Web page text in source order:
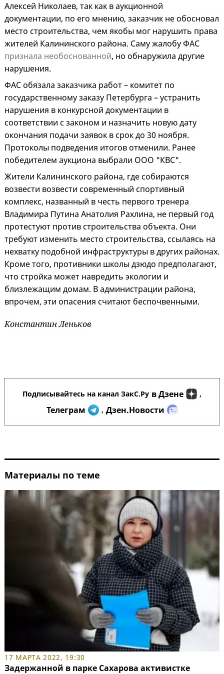
Алексей Николаев, так как в аукционной
документации, по его мнению, заказчик не обосновал
место строительства, чем якобы мог нарушить права
жителей Калининского района. Саму жалобу ФАС
признала необоснованной, но обнаружила другие
нарушения.
ФАС обязала заказчика работ – комитет по
государственному заказу Петербурга – устранить
нарушения в конкурсной документации в
соответствии с законом и назначить новую дату
окончания подачи заявок в срок до 30 ноября.
Протоколы подведения итогов отменили. Ранее
победителем аукциона выбрали ООО "КВС".
Жители Калининского района, где собираются
возвести возвести современный спортивный
комплекс, названный в честь первого тренера
Владимира Путина Анатолия Рахлина, не первый год
протестуют против строительства объекта. Они
требуют изменить место строительства, ссылаясь на
нехватку подобной инфраструктуры в других районах.
Кроме того, противники школы дзюдо предполагают,
что стройка может навредить экологии и
близлежащим домам. В администрации района,
впрочем, эти опасения считают беспочвенными.
Константин Леньков
Подписывайтесь на канал ЗакС.Ру в Дзене ,
Телеграм , Дзен.Новости
Материалы по теме
17 МАРТА 2022, 19:30
Задержанной в парке Сахарова активистке